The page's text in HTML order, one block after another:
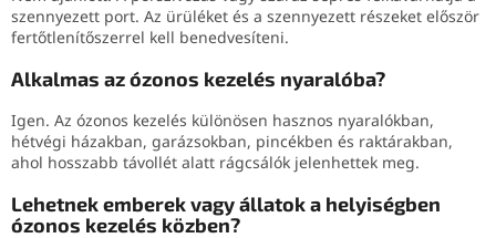
szennyezett port. Az ürüléket és a szennyezett részeket először
fertőtlenítőszerrel kell benedvesíteni.
Alkalmas az ózonos kezelés nyaralóba?
Igen. Az ózonos kezelés különösen hasznos nyaralókban,
hétvégi házakban, garázsokban, pincékben és raktárakban,
ahol hosszabb távollét alatt rágcsálók jelenhettek meg.
Lehetnek emberek vagy állatok a helyiségben
ózonos kezelés közben?